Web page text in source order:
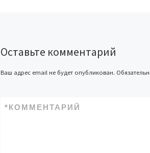
Оставьте комментарий
Ваш адрес email не будет опубликован.
КОММЕНТАРИЙ
*